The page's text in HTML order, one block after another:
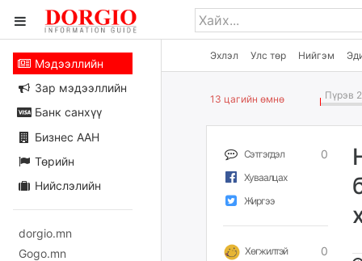
Эхлэл Улс төр Нийгэм
Мэдээллийн
Зар мэдээллийн
Банк санхүү
Бизнес ААН
Төрийн
Нийслэлийн
dorgio.mn
Gogo.mn
13 цагийн өмнө Пүрэв
Сэтгэгдэл 0
Хуваалцах
Жиргээ
Хөгжилтэй 0